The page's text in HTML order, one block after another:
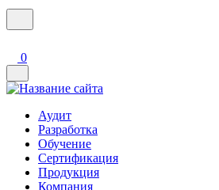
0
Аудит
Разработка
Обучение
Сертификация
Продукция
Компания